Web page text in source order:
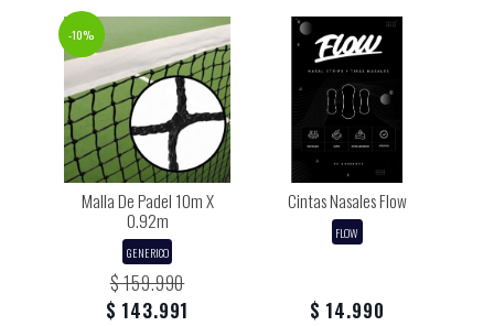
-10%
Malla De Padel 10m X
0.92m
GENERICO
$ 159.990
$ 143.991
Cintas Nasales Flow
FLOW
$ 14.990